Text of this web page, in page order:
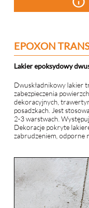
EPOXON
Lakier epoksydowy
Dwuskładnikowy lakier
zabezpieczenia
dekoracyjnych,
posadzkach. Jest
2-3 warstwach.
Dekoracje pokryte
zabrudzeniem, odporne